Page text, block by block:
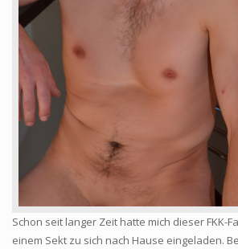
Schon seit langer Zeit hatte mich dieser FKK-
einem Sekt zu sich nach Hause eingeladen.